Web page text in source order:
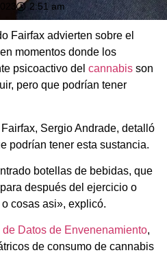
2:51 am
Fairfax advierten sobre el
momentos donde los
psicoactivo del cannabis son
pero que podrían tener
Sergio Andrade, detalló
podrían tener esta sustancia.
botellas de bebidas, que
después del ejercicio o
cosas asi», explicó.
Datos de Envenenamiento,
de consumo de cannabis